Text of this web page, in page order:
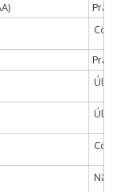
Não